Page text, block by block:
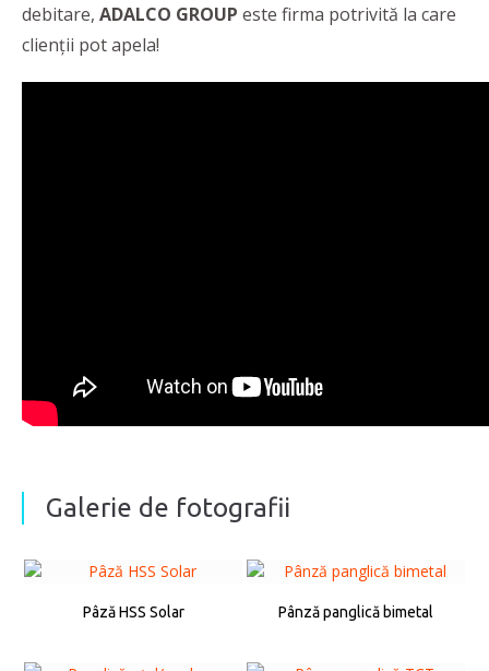
debitare, ADALCO GROUP este firma potrivită la care
clienții pot apela!
Galerie de fotografii
Pâză HSS Solar Pânză panglică bimetal